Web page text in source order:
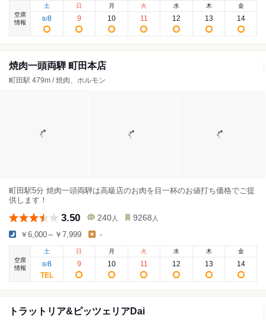
空席
情報
土
8/8
日
9
月
10
火
11
水
12
木
13
金
14
焼肉一頭両騨 町田本店
町田駅 479m / 焼肉、ホルモン
町田駅5分 焼肉一頭両騨は高級店のお肉を目一杯のお値打ち価格でご提
供します！
3.50 240 人 9268 人
￥6,000～￥7,999 -
空席
情報
土
8/8
日
9
月
10
火
11
水
12
木
13
金
14
トラットリア&ピッツェリアDai